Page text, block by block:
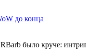
до конца
было круче: